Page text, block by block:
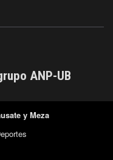
ANP-UB
y Meza